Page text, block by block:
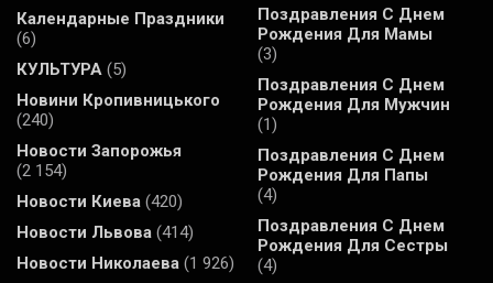
Календарные Праздники
(6)
КУЛЬТУРА (5)
Новини Кропивницького
(240)
Новости Запорожья
(2 154)
Новости Киева (420)
Новости Львова (414)
Новости Николаева (1 926)
Поздравления С Днем
Рождения Для Мамы
(3)
Поздравления С Днем
Рождения Для Мужчин
(1)
Поздравления С Днем
Рождения Для Папы
(4)
Поздравления С Днем
Рождения Для Сестры
(4)